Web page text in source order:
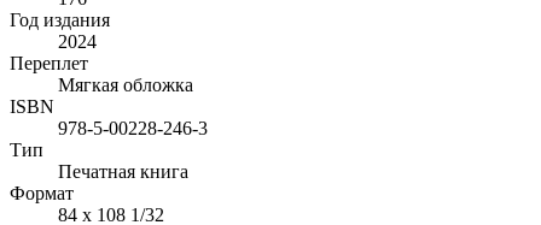
Год издания
2024
Переплет
Мягкая обложка
ISBN
978-5-00228-246-3
Тип
Печатная книга
Формат
84 x 108 1/32